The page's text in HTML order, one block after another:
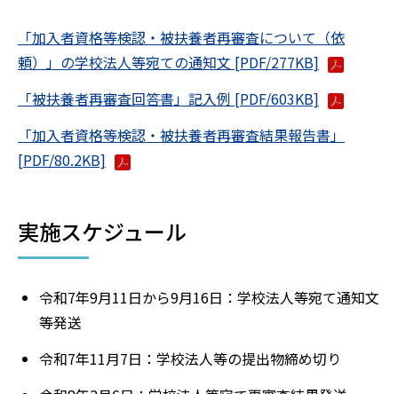
「加入者資格等検認・被扶養者再審査について（依
頼）」の学校法人等宛ての通知文 [PDF/277KB]
「被扶養者再審査回答書」記入例 [PDF/603KB]
「加入者資格等検認・被扶養者再審査結果報告書」
[PDF/80.2KB]
実施スケジュール
令和7年9月11日から9月16日：学校法人等宛て通知文
等発送
令和7年11月7日：学校法人等の提出物締め切り